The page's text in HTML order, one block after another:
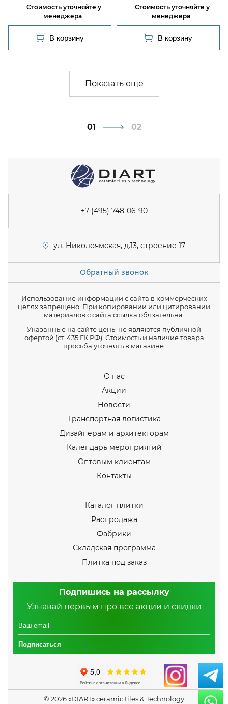
1 2
+7 (495) 748-06-90
ул. Николоямская, д.13, строение 17
Обратный звонок
Использование информации с сайта в коммерческих
целях запрещено. При копировании или цитировании
материалов с сайта ссылка обязательна.
Указанные на сайте цены не являются публичной
офертой (ст. 435 ГК РФ). Стоимость и наличие товара
просьба уточнять в магазине.
О нас
Акции
Новости
Транспортная логистика
Дизайнерам и архитекторам
Календарь мероприятий
Оптовым клиентам
Контакты
Каталог плитки
Распродажа
Фабрики
Складская программа
Плитка под заказ
Подпишись на рассылку
Узнавай первым про все акции и скидки
Подписаться
© 2026 «DIART» ceramic tiles & Technology